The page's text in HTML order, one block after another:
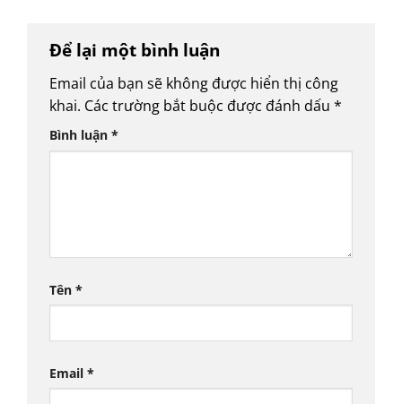
Để lại một bình luận
Email của bạn sẽ không được hiển thị công
khai. Các trường bắt buộc được đánh dấu *
Bình luận *
Tên *
Email *